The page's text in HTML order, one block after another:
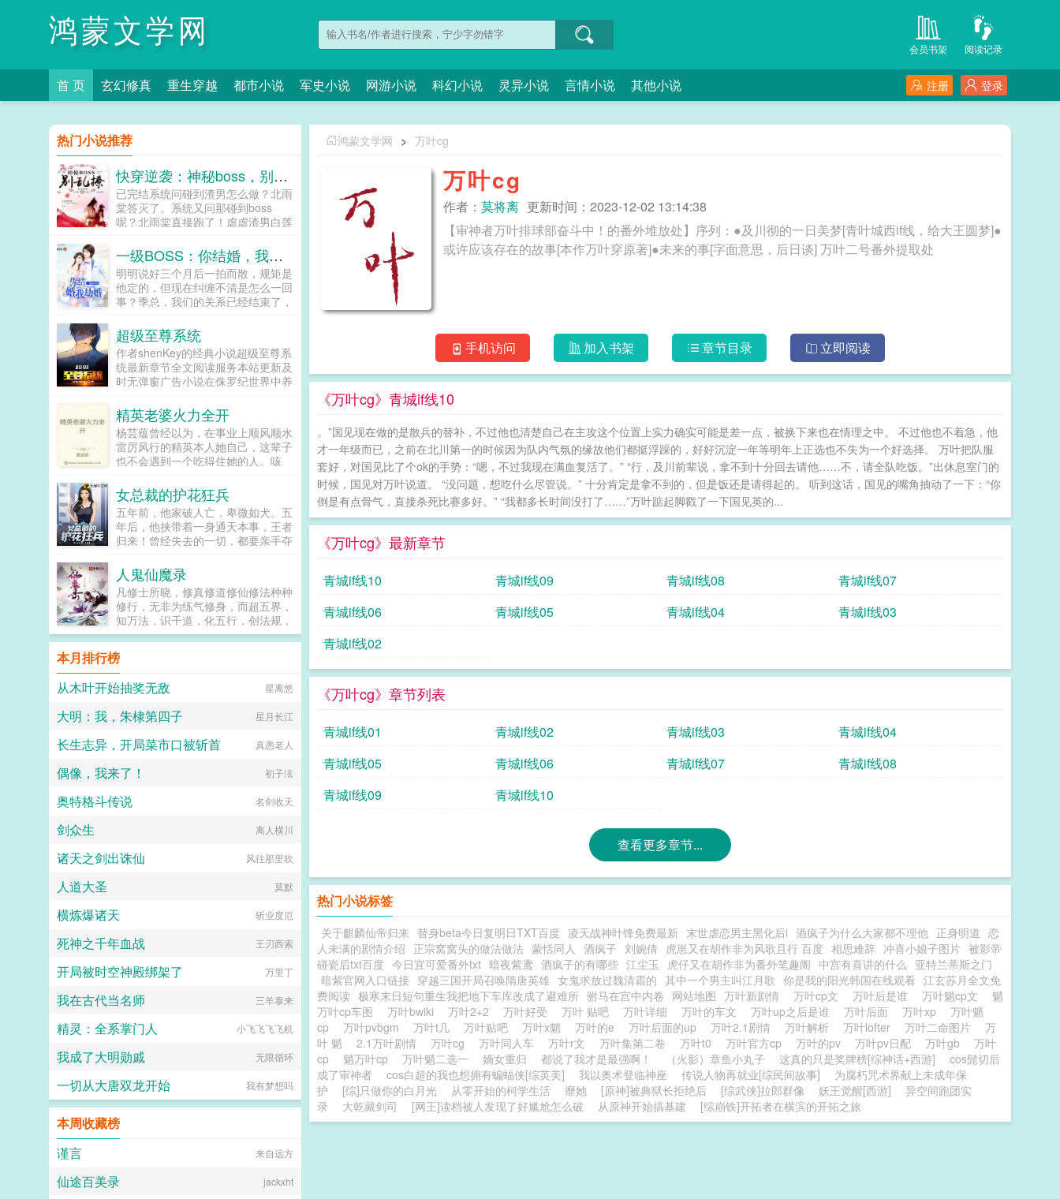
鸿蒙文学网 阅读记录
会员书架
首 页 玄幻修真 重生穿越 都市小说 军史小说 网游小说 科幻小说 灵异小说 言情小说 其他小说 登录
注册
鸿蒙文学网 > 万叶cg
万叶cg
作者： 莫将离 更新时间：2023-12-02 13:14:38
【审神者万叶排球部奋斗中！的番外堆放处】序列：●及川彻的一日美梦[青叶城西if线，给大王圆梦]●
或许应该存在的故事[本作万叶穿原著]●未来的事[字面意思，后日谈] 万叶二号番外提取处
手机访问 加入书架 章节目录 立即阅读
《万叶cg》青城if线10
。”国见现在做的是散兵的替补，不过他也清楚自己在主攻这个位置上实力确实可能是差一点，被换下来也在情理之中。 不过他也不着急，他
才一年级而已，之前在北川第一的时候因为队内气氛的缘故他们都挺浮躁的，好好沉淀一年等明年上正选也不失为一个好选择。 万叶把队服
套好，对国见比了个ok的手势：“嗯，不过我现在满血复活了。” “行，及川前辈说，拿不到十分回去请他……不，请全队吃饭。”出休息室门的
时候，国见对万叶说道。 “没问题，想吃什么尽管说。” 十分肯定是拿不到的，但是饭还是请得起的。 听到这话，国见的嘴角抽动了一下：“你
倒是有点骨气，直接杀死比赛多好。” “我都多长时间没打了……”万叶踮起脚戳了一下国见英的...
《万叶cg》最新章节
青城if线10 青城if线09 青城if线08
青城if线07
青城if线06
青城if线05 青城if线04
青城if线03
青城if线02
《万叶cg》章节列表
青城if线01 青城if线02 青城if线03
青城if线04
青城if线05
青城if线06 青城if线07
青城if线08
青城if线09
青城if线10
查看更多章节...
热门小说标签
关于麒麟仙帝归来 替身beta今日复明日TXT百度 凌天战神叶锋免费最新 末世虐恋男主黑化后i 酒疯子为什么大家都不理他 正身明道 恋
人未满的剧情介绍 正宗窝窝头的做法做法 蒙恬同人 酒疯子 刘婉倩 虎崽又在胡作非为风歌且行 百度 相思难辞 冲喜小娘子图片 被影帝
碰瓷后txt百度 今日宜可爱番外txt 暗夜紫鸢 酒疯子的有哪些 江尘玉 虎仔又在胡作非为番外笔趣阁 中宫有喜讲的什么 亚特兰蒂斯之门
暗紫官网入口链接 穿越三国开局召唤隋唐英雄 女鬼求放过魏清霜的 其中一个男主叫江月歌 你是我的阳光韩国在线观看 江玄苏月全文免
费阅读 极寒末日短句重生我把地下车库改成了避难所 驸马在宫中内卷 网站地图 万叶新剧情 万叶cp文 万叶后是谁 万叶魈cp文
魈
万叶cp车图
万叶bwiki 万叶2+2 万叶好受 万叶 贴吧 万叶详细 万叶的车文 万叶up之后是谁 万叶后面 万叶xp
万叶魈
cp
万叶pvbgm 万叶t几 万叶贴吧 万叶x魈 万叶的e 万叶后面的up 万叶2.1剧情 万叶解析 万叶lofter 万叶二命图片
万
叶 魈
2.1万叶剧情 万叶cg 万叶同人车 万叶r文 万叶集第二卷 万叶t0 万叶官方cp 万叶的pv 万叶pv日配 万叶gb
万叶
cp
魈万叶cp 万叶魈二选一 嫡女重归 都说了我才是最强啊！ （火影）章鱼小丸子 这真的只是奖牌榜[综神话+西游]
cos髭切后
成了审神者
cos白超的我也想拥有蝙蝠侠[综英美] 我以奥术登临神座 传说人物再就业[综民间故事]
为腐朽咒术界献上未成年保
护
[综]只做你的白月光 从零开始的柯学生活 靡她 [原神]被典狱长拒绝后 [综武侠]拉郎群像 妖王觉醒[西游]
异空间跑团实
录
大乾藏剑司 [网王]读档被人发现了好尴尬怎么破 从原神开始搞基建 [综崩铁]开拓者在横滨的开拓之旅
热门小说推荐
快穿逆袭：神秘boss，别乱撩
已完结系统问碰到渣男怎么做？北雨
棠答灭了。系统又问那碰到boss
呢？北雨棠直接跑了！虐虐渣男白莲
么，还是算了吧！大BOSS的战...一级BOSS：你结婚，我劫婚
明明说好三个月后一拍而散，规矩是
他定的，但现在纠缠不清是怎么一回
事？季总，我们的关系已经结束了，
道因为没睡够。所以呢？你是打算一
直缠着我？为了能够合法睡你，我们
结婚吧，这样就可以一辈子纠缠不
休。有人说你这样纵容她，迟早有一
天她会骑到你的头上。季锦川慢条斯
超级至尊系统
作者shenKey的经典小说超级至尊系
统最新章节全文阅读服务本站更新及
时无弹窗广告小说在侏罗纪世界中养
刚中养汽车人在魔兽中养半兽人在西
游中养石猴等等，女娲怎么也是怪
物？猪脚游走于各个世界中，圈养了
无数怪物，抽取了它们的天赋，最后
把自己也养成一个超级怪物了！...
精英老婆火力全开
杨芸蕴曾经以为，在事业上顺风顺水
雷厉风行的精英本人她自己，这辈子
也不会遇到一个吃得住她的人。咳
裁，高高在上的言牧寒同学，曾经，
也是这么认为的直到这俩妖孽相遇，
双方才明白啥叫造化弄人，啥叫苍天
饶过谁！杨芸蕴为何脚踹言大总裁，
言大总裁又为何深夜惨叫？这究竟是
我们啥也不知道，我们只负责吃瓜。
展开收起...
女总裁的护花狂兵
五年前，他家破人亡，卑微如犬。五
年后，他挟带着一身通天本事，王者
归来！曾经失去的一切，都要亲手夺
人鬼仙魔录
凡修士所晓，修真修道修仙修法种种
修行，无非为练气修身，而超五界，
知万法，识千道，化五行，创法规，
掌众生，已达与天同寿，与地共存长
生之境。...
本月排行榜
从木叶开始抽奖无敌
星离悠
大明：我，朱棣第四子 星月长江
长生志异，开局菜市口被斩首 真愚老人
偶像，我来了！ 初子泫
奥特格斗传说 名剑收天
剑众生 离人横川
诸天之剑出诛仙 风往那里吹
人道大圣 莫默
横炼爆诸天 斩业度厄
死神之千年血战 王刃西索
开局被时空神殿绑架了 万里丁
我在古代当名师 三羊泰来
精灵：全系掌门人 小飞飞飞飞机
我成了大明勋戚 无限循环
一切从大唐双龙开始 我有梦想吗
本周收藏榜
谨言
来自远方
仙途百美录 jackxht